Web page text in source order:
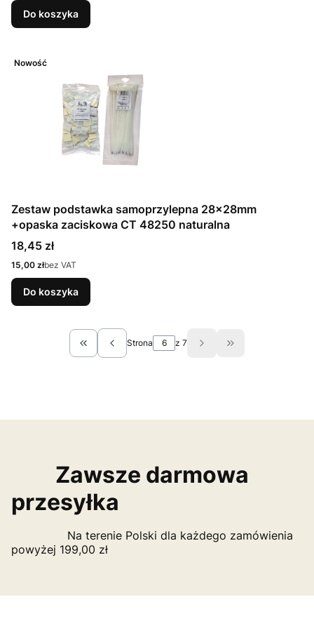
Do koszyka
Nowość
Zestaw podstawka samoprzylepna 28x28mm
+opaska zaciskowa CT 48250 naturalna
Cena
18,45 zł
Cena
15,00 złbez VAT
Do koszyka
Wróć do pierwszej strony z produktami
Strona z 7 Przejdź do
Zawsze darmowa
przesyłka
Na terenie Polski dla każdego zamówienia
powyżej 199,00 zł